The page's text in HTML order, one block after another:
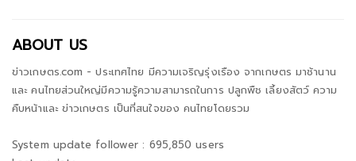
ABOUT US
ข่าวเกษตร.com - ประเทศไทย มีความเจริญรุ่งเรือง จากเกษตร มาช้านาน
และ คนไทยส่วนใหญ่มีความรู้ความสามารถในการ ปลูกพืช เลี้ยงสัตว์ ความ
คืบหน้าและ ข่าวเกษตร เป็นที่สนใจของ คนไทยโดยรวม
System update follower : 695,850 users